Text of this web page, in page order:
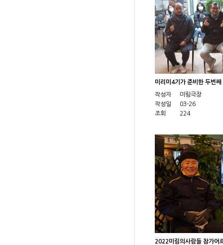
미리미4기가 준비한 두번
작성자
미림극장
작성일
03-26
조회
224
2022미림의사람들 참가어